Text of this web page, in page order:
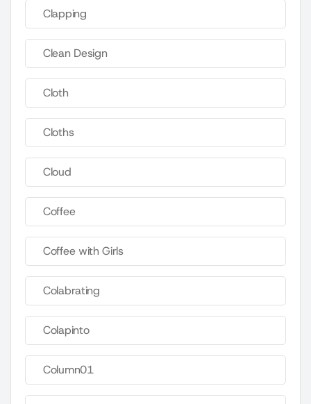
Clapping
Clean Design
Cloth
Cloths
Cloud
Coffee
Coffee with Girls
Colabrating
Colapinto
Column01